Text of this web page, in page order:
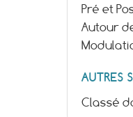
Pré et
Autour
AUTRES
Classé